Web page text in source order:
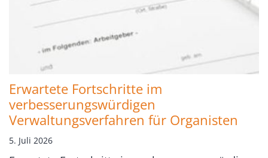
Erwartete Fortschritte im
verbesserungswürdigen
Verwaltungsverfahren für Organisten
5. Juli 2026